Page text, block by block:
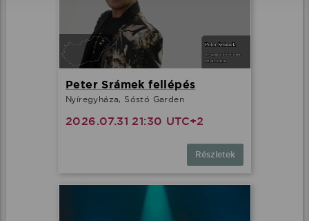
Peter Srámek fellépés
Nyíregyháza, Sóstó Garden
2026.07.31 21:30 UTC+2
Részletek